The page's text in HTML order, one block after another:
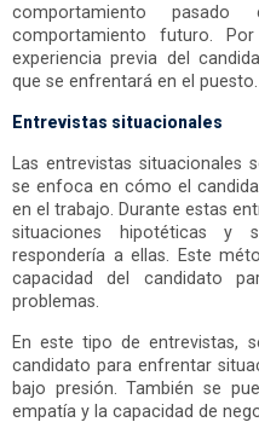
comportamiento
comportamiento futuro.
experiencia previa del
que se enfrentará en el puesto.
Entrevistas situacionales
Las entrevistas
se enfoca en cómo el
en el trabajo. Durante estas
situaciones hipotéticas y
respondería a ellas. Este
capacidad del candidato
problemas.
En este tipo de entrevistas,
candidato para enfrentar
bajo presión. También se
empatía y la capacidad de